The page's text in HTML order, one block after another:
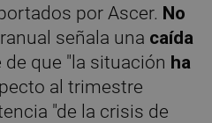
por Ascer. No
señala una caída
de que "la situación ha
al trimestre
"de la crisis de